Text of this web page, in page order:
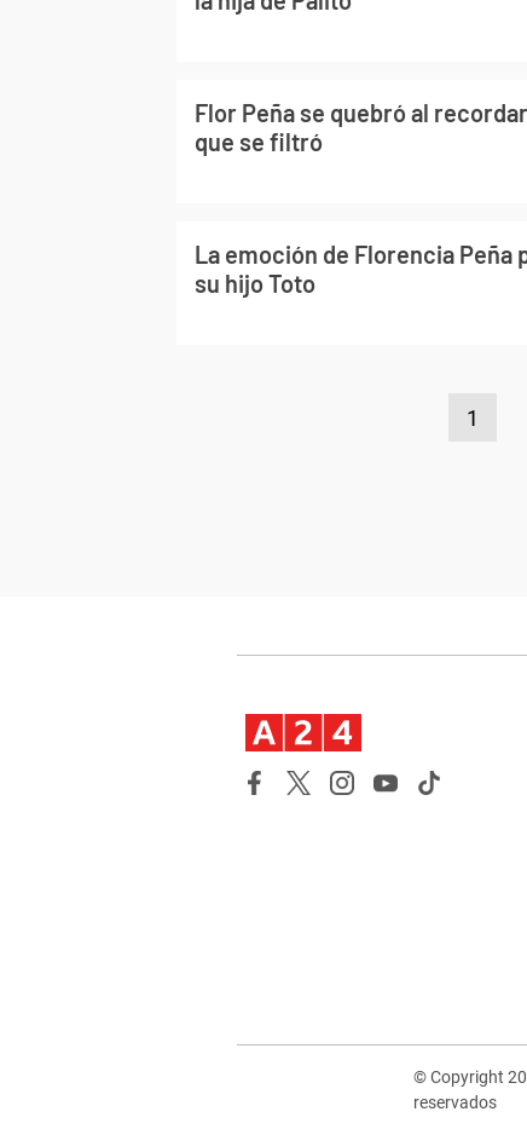
Flor Peña se quebró al
que se filtró
La emoción de Florencia Peña
su hijo Toto
1
© Copyright
reservados